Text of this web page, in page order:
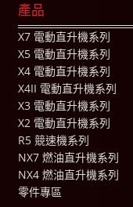
產品
X7 電動直升機系列
X5 電動直升機系列
X4 電動直升機系列
X4II 電動直升機系列
X3 電動直升機系列
X2 電動直升機系列
R5 競速機系列
NX7 燃油直升機系列
NX4 燃油直升機系列
零件專區